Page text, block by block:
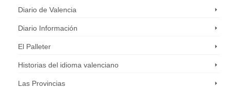
Diario de Valencia
Diario Información
El Palleter
Historias del idioma valenciano
Las Provincias